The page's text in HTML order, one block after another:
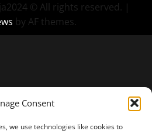
Consent
we use technologies like cookies to
© All rights reserved. |
by AF themes.